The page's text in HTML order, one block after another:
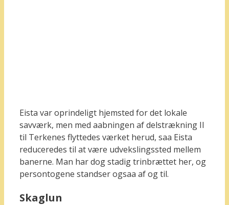
Eista var oprindeligt hjemsted for det lokale
savværk, men med aabningen af delstrækning II
til Terkenes flyttedes værket herud, saa Eista
reduceredes til at være udvekslingssted mellem
banerne. Man har dog stadig trinbrættet her, og
persontogene standser ogsaa af og til.
Skaglun